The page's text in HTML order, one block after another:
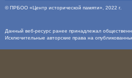
©ПРБОО «Центр исторической памяти» , 2022 г.
Данный веб-ресурс ранее принадлежал
Исключительные авторские права на